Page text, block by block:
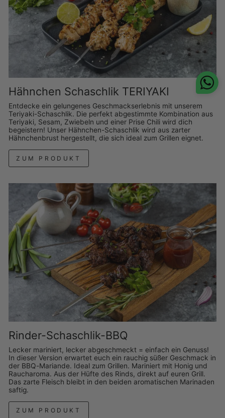
Hähnchen Schaschlik TERIYAKI
Entdecke ein gelungenes Geschmackserlebnis mit unserem
Teriyaki-Schaschlik. Die perfekt abgestimmte Kombination aus
Teriyaki, Sesam, Zwiebeln und einer Prise Chili wird dich
begeistern! Unser Hähnchen-Schaschlik wird aus zarter
Hähnchenbrust hergestellt, die sich ideal zum Grillen eignet.
ZUM PRODUKT
Rinder-Schaschlik-BBQ
Lecker mariniert, lecker abgeschmeckt = einfach ein Genuss!
In dieser Version erwartet euch ein rauchig süßer Geschmack in
der BBQ-Mariande. Ideal zum Grillen. Mariniert mit Honig und
Raucharoma. Aus der Hüfte des Rinds, direkt auf euren Grill.
Das zarte Fleisch bleibt in den beiden aromatischen Marinaden
saftig.
ZUM PRODUKT